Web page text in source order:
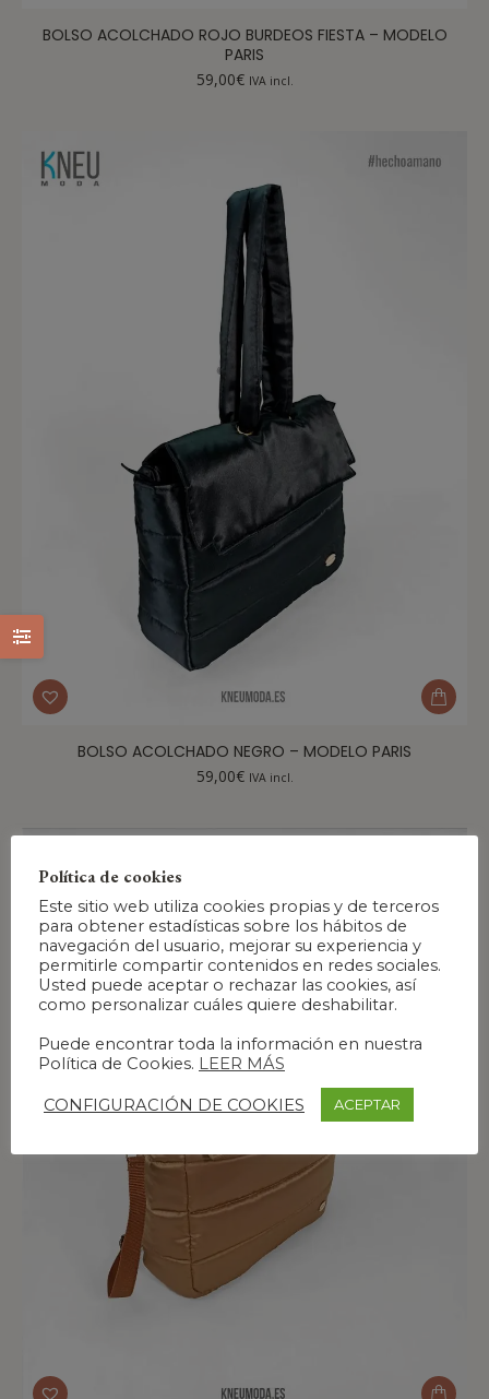
BOLSO ACOLCHADO ROJO BURDEOS FIESTA – MODELO
PARIS
59,00€ IVA incl.
BOLSO ACOLCHADO NEGRO – MODELO PARIS
59,00€ IVA incl.
Política de cookies
Este sitio web utiliza cookies propias y de terceros
para obtener estadísticas sobre los hábitos de
navegación del usuario, mejorar su experiencia y
permitirle compartir contenidos en redes sociales.
Usted puede aceptar o rechazar las cookies, así
como personalizar cuáles quiere deshabilitar.
Puede encontrar toda la información en nuestra
Política de Cookies. LEER MÁS
CONFIGURACIÓN DE COOKIES ACEPTAR